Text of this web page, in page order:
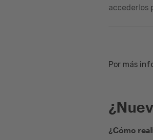
accederlos
Por más
¿Cómo